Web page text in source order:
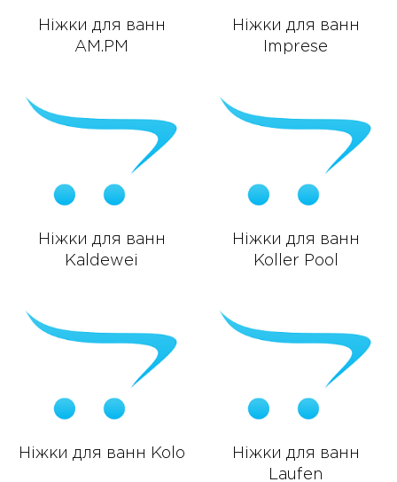
Ніжки для ванн
AM.PM
Ніжки для ванн
Imprese
Ніжки для ванн
Kaldewei
Ніжки для ванн
Koller Pool
Ніжки для ванн Kolo
Ніжки для ванн
Laufen